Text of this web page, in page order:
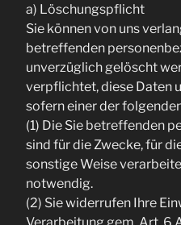
a) Löschungspflicht
Sie können von uns
betreffenden
unverzüglich gelöscht
verpflichtet, diese Daten
sofern einer der
(1) Die Sie betreffenden
sind für die Zwecke, für
sonstige Weise
notwendig.
(2) Sie widerrufen Ihre